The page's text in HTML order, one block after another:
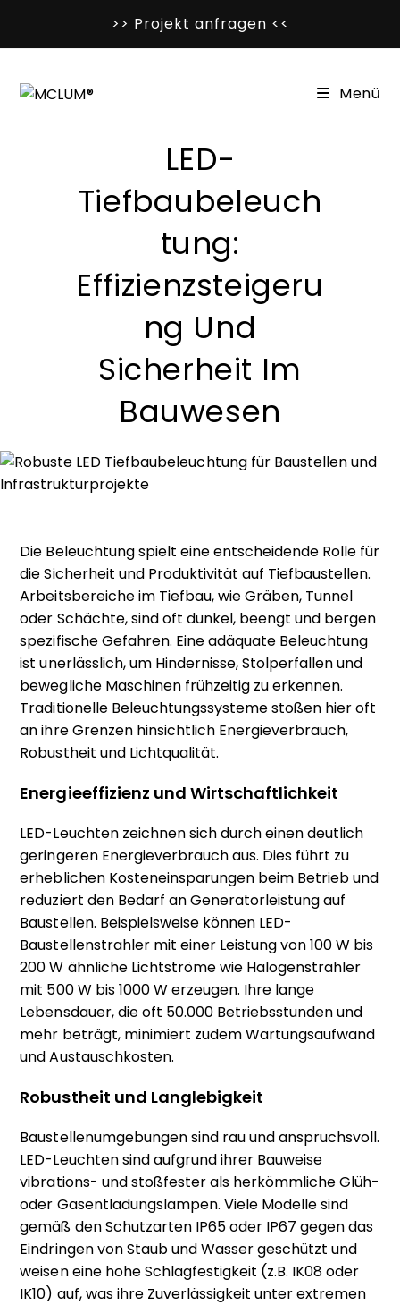
springen
>> Projekt anfragen <<
Menü
LED-
Tiefbaubeleuch
Tung:
Effizienzsteigeru
Ng Und
Sicherheit Im
Bauwesen
Die Beleuchtung spielt eine entscheidende Rolle für
die Sicherheit und Produktivität auf Tiefbaustellen.
Arbeitsbereiche im Tiefbau, wie Gräben, Tunnel
oder Schächte, sind oft dunkel, beengt und bergen
spezifische Gefahren. Eine adäquate Beleuchtung
ist unerlässlich, um Hindernisse, Stolperfallen und
bewegliche Maschinen frühzeitig zu erkennen.
Traditionelle Beleuchtungssysteme stoßen hier oft
an ihre Grenzen hinsichtlich Energieverbrauch,
Robustheit und Lichtqualität.
Energieeffizienz und Wirtschaftlichkeit
LED-Leuchten zeichnen sich durch einen deutlich
geringeren Energieverbrauch aus. Dies führt zu
erheblichen Kosteneinsparungen beim Betrieb und
reduziert den Bedarf an Generatorleistung auf
Baustellen. Beispielsweise können LED-
Baustellenstrahler mit einer Leistung von 100 W bis
200 W ähnliche Lichtströme wie Halogenstrahler
mit 500 W bis 1000 W erzeugen. Ihre lange
Lebensdauer, die oft 50.000 Betriebsstunden und
mehr beträgt, minimiert zudem Wartungsaufwand
und Austauschkosten.
Robustheit und Langlebigkeit
Baustellenumgebungen sind rau und anspruchsvoll.
LED-Leuchten sind aufgrund ihrer Bauweise
vibrations- und stoßfester als herkömmliche Glüh-
oder Gasentladungslampen. Viele Modelle sind
gemäß den Schutzarten IP65 oder IP67 gegen das
Eindringen von Staub und Wasser geschützt und
weisen eine hohe Schlagfestigkeit (z.B. IK08 oder
IK10) auf, was ihre Zuverlässigkeit unter extremen